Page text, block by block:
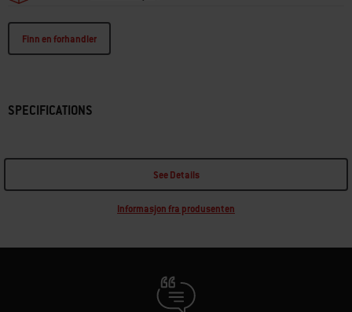
Finn en forhandler
SPECIFICATIONS
See Details
Informasjon fra produsenten